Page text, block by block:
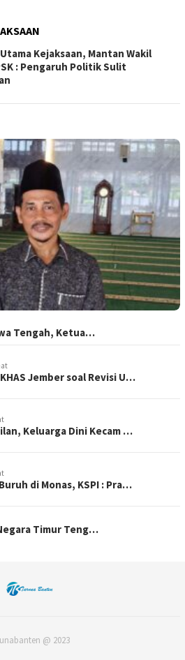
Kejaksaan, Mantan Wakil
: Pengaruh Politik Sulit
Tengah, Ketua…
Jember soal Revisi U…
Keluarga Dini Kecam …
di Monas, KSPI : Pra…
Timur Teng…
@ 2023